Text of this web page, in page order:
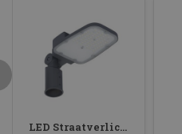
LED Straatverlichting